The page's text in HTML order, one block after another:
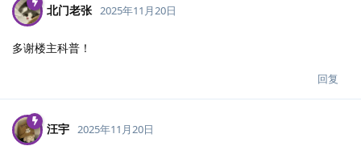
北门老张 2025年11月20日
多谢楼主科普！
回复
汪宇 2025年11月20日